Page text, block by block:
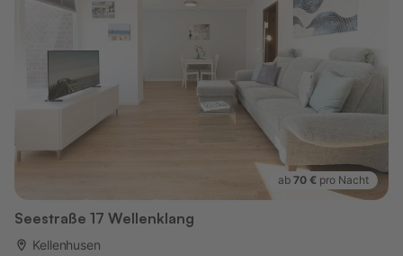
ab 70 € pro Nacht
Seestraße 17 Wellenklang
Kellenhusen